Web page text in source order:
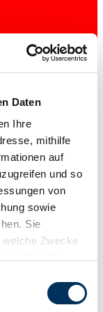
Daten
Ihre
mithilfe
auf
und so
von
sowie
Sie
Zwecke